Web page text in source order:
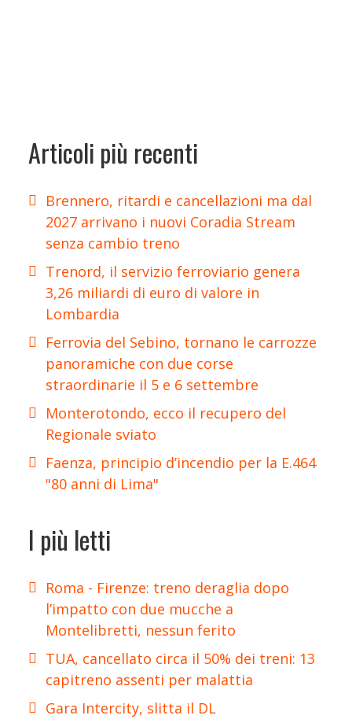
Articoli più recenti
Brennero, ritardi e cancellazioni ma dal
2027 arrivano i nuovi Coradia Stream
senza cambio treno
Trenord, il servizio ferroviario genera
3,26 miliardi di euro di valore in
Lombardia
Ferrovia del Sebino, tornano le carrozze
panoramiche con due corse
straordinarie il 5 e 6 settembre
Monterotondo, ecco il recupero del
Regionale sviato
Faenza, principio d’incendio per la E.464
"80 anni di Lima"
I più letti
Roma - Firenze: treno deraglia dopo
l’impatto con due mucche a
Montelibretti, nessun ferito
TUA, cancellato circa il 50% dei treni: 13
capitreno assenti per malattia
Gara Intercity, slitta il DL